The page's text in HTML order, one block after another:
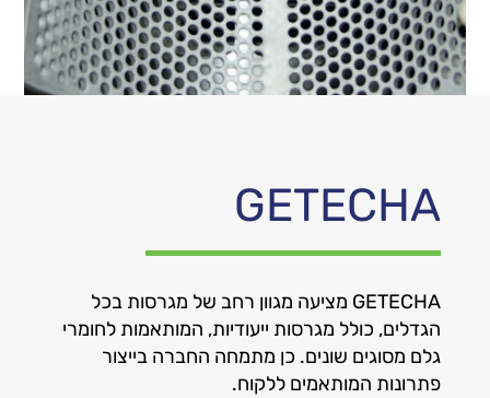
GETECHA
GETECHA מציעה מגוון רחב של מגרסות בכל
הגדלים, כולל מגרסות ייעודיות, המותאמות לחומרי
גלם מסוגים שונים. כן מתמחה החברה בייצור
פתרונות המותאמים ללקוח.